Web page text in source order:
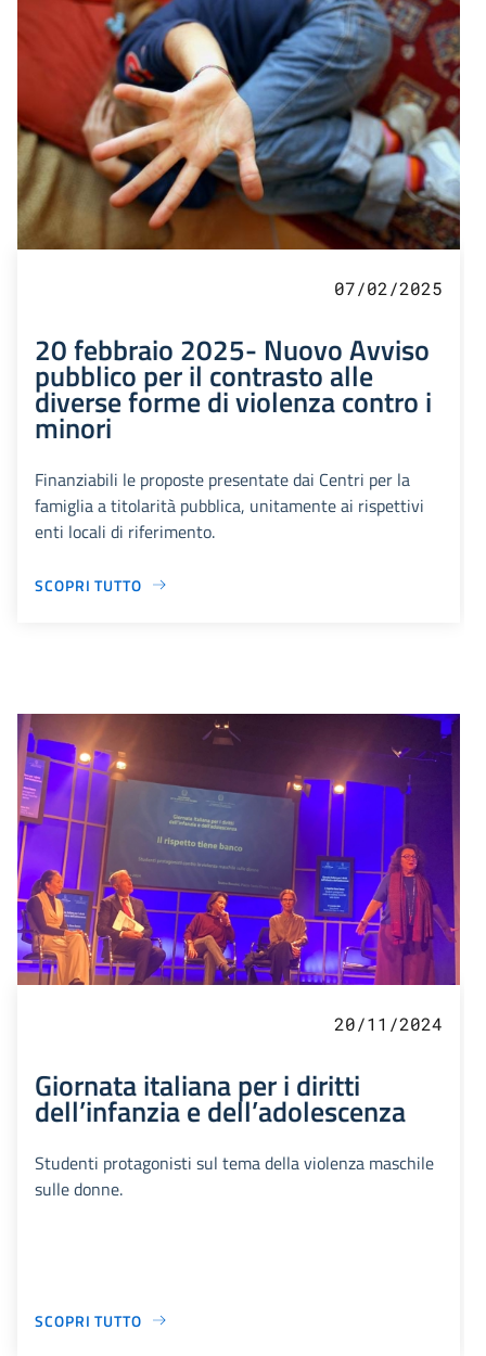
07/02/2025
20 febbraio 2025- Nuovo Avviso
pubblico per il contrasto alle
diverse forme di violenza contro i
minori
Finanziabili le proposte presentate dai Centri per la
famiglia a titolarità pubblica, unitamente ai rispettivi
enti locali di riferimento.
SCOPRI TUTTO
20/11/2024
Giornata italiana per i diritti
dell’infanzia e dell’adolescenza
Studenti protagonisti sul tema della violenza maschile
sulle donne.
SCOPRI TUTTO